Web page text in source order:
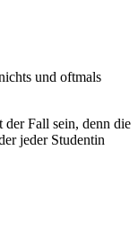
und oftmals
der Fall sein, denn die
jeder Studentin